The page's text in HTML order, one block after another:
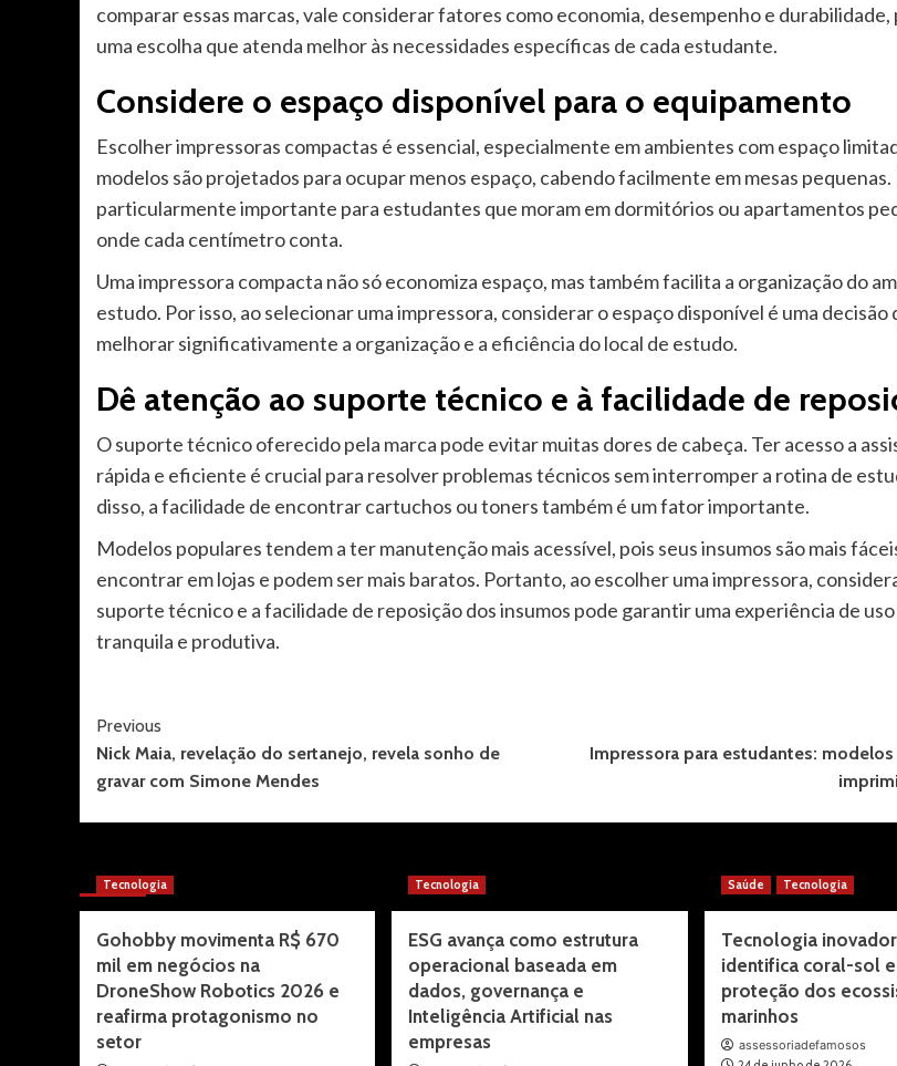
comparar essas marcas, vale considerar fatores como economia, desempenho e durabilidade,
uma escolha que atenda melhor às necessidades específicas de cada estudante.
Considere o espaço disponível para o equipamento
Escolher impressoras compactas é essencial, especialmente em ambientes com espaço
modelos são projetados para ocupar menos espaço, cabendo facilmente em mesas pequenas.
particularmente importante para estudantes que moram em dormitórios ou apartamentos
onde cada centímetro conta.
Uma impressora compacta não só economiza espaço, mas também facilita a organização do
estudo. Por isso, ao selecionar uma impressora, considerar o espaço disponível é uma decisão
melhorar significativamente a organização e a eficiência do local de estudo.
Dê atenção ao suporte técnico e à facilidade de
O suporte técnico oferecido pela marca pode evitar muitas dores de cabeça. Ter acesso a
rápida e eficiente é crucial para resolver problemas técnicos sem interromper a rotina de
disso, a facilidade de encontrar cartuchos ou toners também é um fator importante.
Modelos populares tendem a ter manutenção mais acessível, pois seus insumos são mais
encontrar em lojas e podem ser mais baratos. Portanto, ao escolher uma impressora,
suporte técnico e a facilidade de reposição dos insumos pode garantir uma experiência de uso
tranquila e produtiva.
Post
Navigation
Previous
Nick Maia, revelação do sertanejo, revela sonho de
gravar com Simone Mendes
Impressora para estudantes: modelos
More Stories
Tecnologia
Gohobby movimenta R$ 670
mil em negócios na
DroneShow Robotics 2026 e
reafirma protagonismo no
setor
Tecnologia
ESG avança como estrutura
operacional baseada em
dados, governança e
Inteligência Artificial nas
empresas
Saúde Tecnologia
Tecnologia
identifica coral-sol
proteção dos
marinhos
assessoriadefamosos